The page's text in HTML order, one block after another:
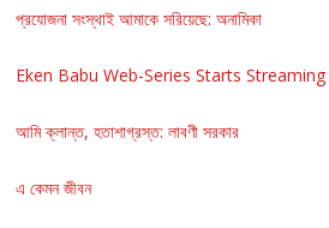
প্রযোজনা সংস্থাই আমাকে সরিয়েছে: অনামিকা
Eken Babu Web-Series Starts Streaming
আমি ক্লান্ত, হতাশাগ্রস্ত: লাবণী সরকার
এ কেমন জীবন